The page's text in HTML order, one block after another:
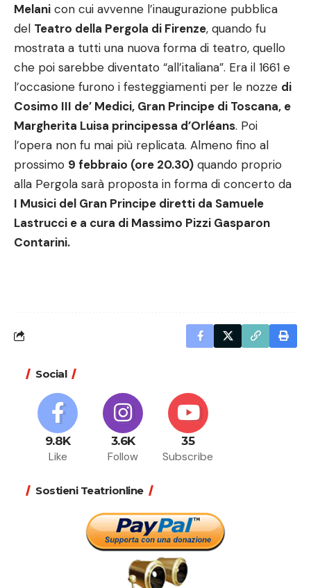
Melani con cui avvenne l’inaugurazione pubblica
del Teatro della Pergola di Firenze, quando fu
mostrata a tutti una nuova forma di teatro, quello
che poi sarebbe diventato “all’italiana”. Era il 1661 e
l’occasione furono i festeggiamenti per le nozze di
Cosimo III de’ Medici, Gran Principe di Toscana, e
Margherita Luisa principessa d’Orléans. Poi
l’opera non fu mai più replicata. Almeno fino al
prossimo 9 febbraio (ore 20.30) quando proprio
alla Pergola sarà proposta in forma di concerto da
I Musici del Gran Principe diretti da Samuele
Lastrucci e a cura di Massimo Pizzi Gasparon
Contarini.
Social
9.8K
Like
3.6K
Follow
35
Subscribe
Sostieni Teatrionline